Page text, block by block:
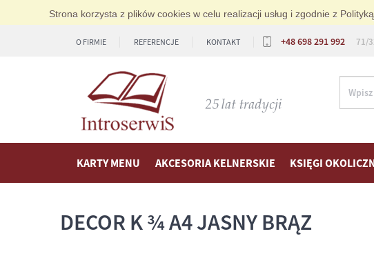
Strona korzysta z plików cookies w celu realizacji usług i zgodnie z
O FIRMIE REFERENCJE KONTAKT +48 698 291 992 71/
KARTY MENU AKCESORIA KELNERSKIE KSIĘGI
DECOR K ¾ A4 JASNY BRĄZ